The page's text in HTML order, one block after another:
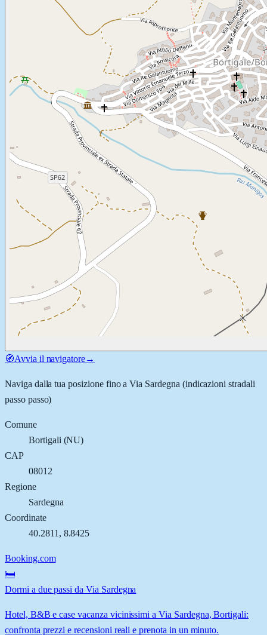
🧭Avvia il navigatore→
Naviga dalla tua posizione fino aVia Sardegna (indicazioni stradali
passo passo)
Comune
Bortigali (NU)
CAP
08012
Regione
Sardegna
Coordinate
40.2811 , 8.8425
Booking.com
🛏️
Dormi a due passi da Via Sardegna
Hotel, B&B e case vacanza vicinissimi a Via Sardegna, Bortigali:
confronta prezzi e recensioni reali e prenota in un minuto.